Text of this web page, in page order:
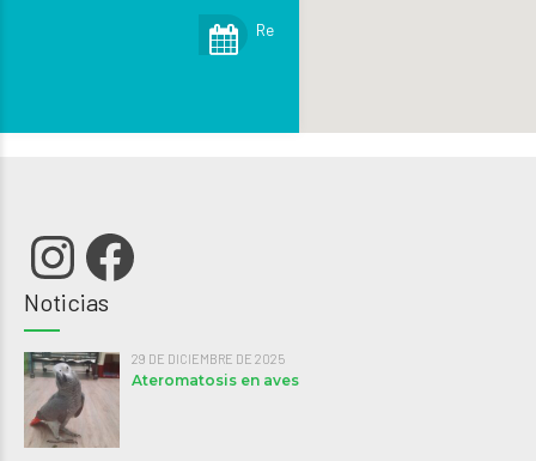
Reservar cita
Instagram
Facebook
Noticias
29 DE DICIEMBRE DE 2025
Ateromatosis en aves